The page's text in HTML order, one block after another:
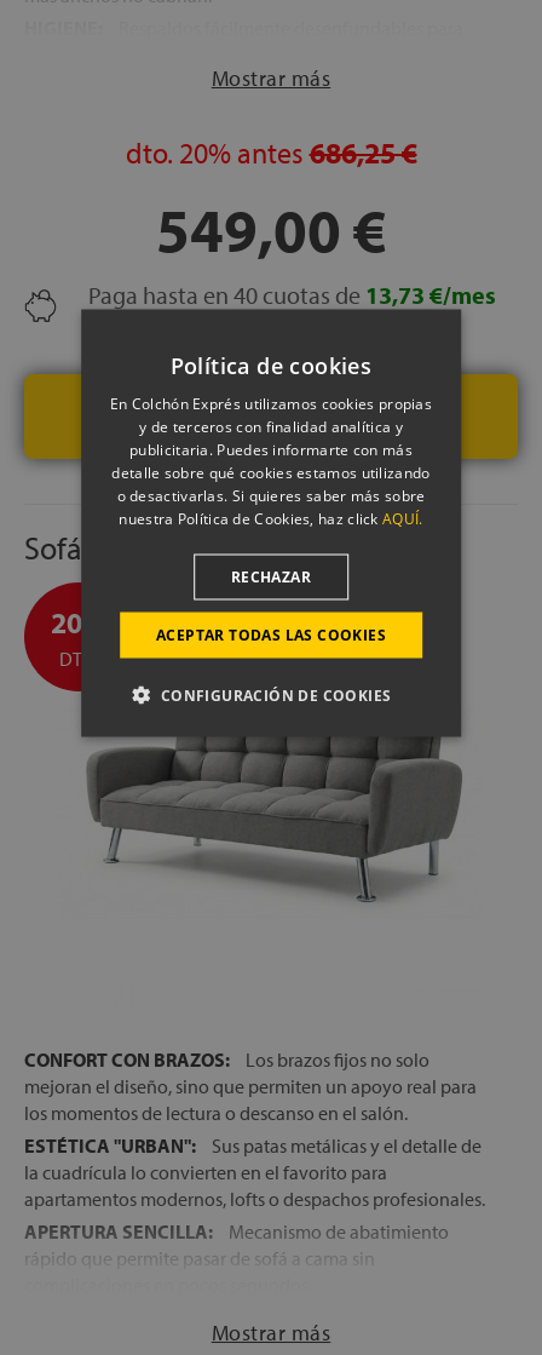
Mostrar más
dto. 20% antes686,25 €
549,00 €
Paga hasta en 40 cuotas de 13,73 €/mes
VER PRODUCTO
Sofá Cama Cinca
20%
DTO.
CONFORT CON BRAZOS:
Los brazos fijos no solo
mejoran el diseño, sino que permiten un apoyo real para
los momentos de lectura o descanso en el salón.
ESTÉTICA "URBAN":
Sus patas metálicas y el detalle de
la cuadrícula lo convierten en el favorito para
apartamentos modernos, lofts o despachos profesionales.
APERTURA SENCILLA:
Mecanismo de abatimiento
rápido que permite pasar de sofá a cama sin
Mostrar más
Política de cookies
En Colchón Exprés utilizamos cookies propias
y de terceros con finalidad analítica y
publicitaria. Puedes informarte con más
detalle sobre qué cookies estamos utilizando
o desactivarlas. Si quieres saber más sobre
nuestra Política de Cookies, haz clickAQUÍ.
ACEPTAR TODAS LAS COOKIES
RECHAZAR
CONFIGURACIÓN DE COOKIES